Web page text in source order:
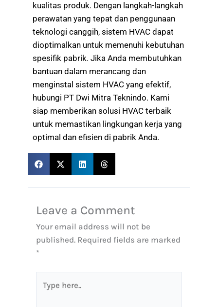
kualitas produk. Dengan langkah-langkah
perawatan yang tepat dan penggunaan
teknologi canggih, sistem HVAC dapat
dioptimalkan untuk memenuhi kebutuhan
spesifik pabrik. Jika Anda membutuhkan
bantuan dalam merancang dan
menginstal sistem HVAC yang efektif,
hubungi PT Dwi Mitra Teknindo. Kami
siap memberikan solusi HVAC terbaik
untuk memastikan lingkungan kerja yang
optimal dan efisien di pabrik Anda.
Leave a Comment
Your email address will not be
published. Required fields are marked
*
here..